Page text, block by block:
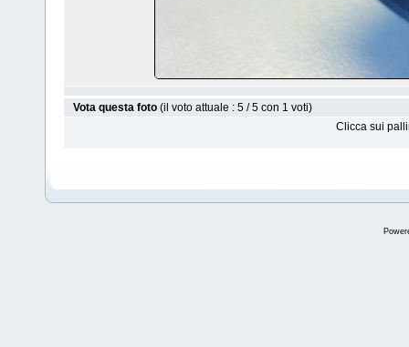
Vota questa foto (il voto attuale : 5 / 5 con 1 voti)
Clicca sui